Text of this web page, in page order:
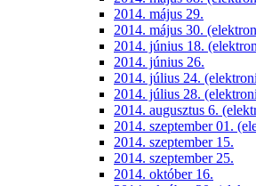
2014. május 29.
2014. május 30.
2014. június 18.
2014. június 26.
2014. július 24.
2014. július 28.
2014. augusztus 6.
2014. szeptember 01.
2014. szeptember 15.
2014. szeptember 25.
2014. október 16.